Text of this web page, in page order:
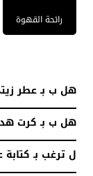
رائحة القهوة
هل ب بـ عطر زيتي مركز 15مل
هل ب بـ كرت هدايا
ل ترغب بـ كتابة عبارة اهداء